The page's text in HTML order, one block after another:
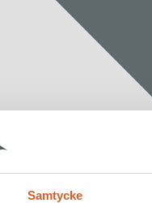
Samtycke